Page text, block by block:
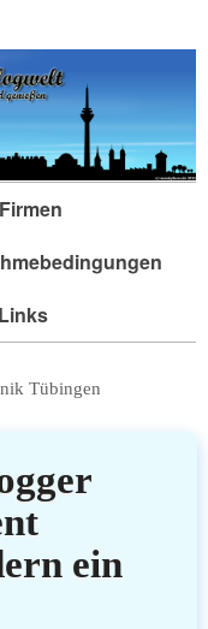
Links
Tübingen
ein